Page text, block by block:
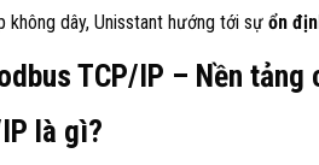
không dây, Unisstant hướng tới sự ổn
TCP/IP – Nền tảng
là gì?